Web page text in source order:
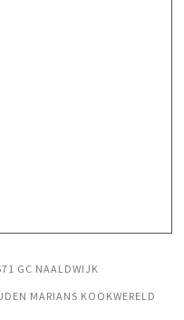
GC NAALDWIJK
MARIANS KOOKWERELD